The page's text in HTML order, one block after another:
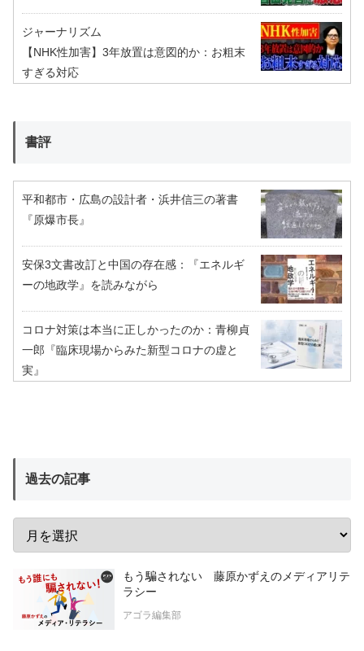
ジャーナリズム
【NHK性加害】3年放置は意図的か：お粗末
すぎる対応
書評
平和都市・広島の設計者・浜井信三の著書
『原爆市長』
安保3文書改訂と中国の存在感：『エネルギ
ーの地政学』を読みながら
コロナ対策は本当に正しかったのか：青柳貞
一郎『臨床現場からみた新型コロナの虚と
実』
過去の記事
もう騙されない 藤原かずえのメディアリテ
ラシー
アゴラ編集部